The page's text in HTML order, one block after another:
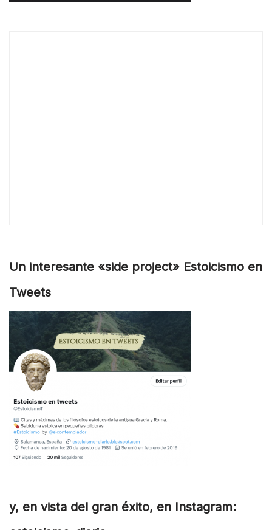
Un interesante «side project» Estoicismo en
Tweets
y, en vista del gran éxito, en Instagram: